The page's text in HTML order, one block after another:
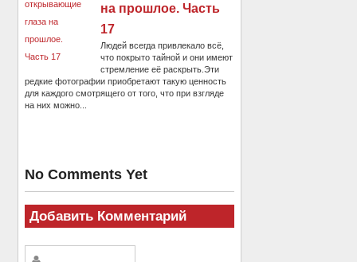
на прошлое. Часть
17
Людей всегда привлекало всё,
что покрыто тайной и они имеют
стремление её раскрыть.Эти
редкие фотографии приобретают такую ценность
для каждого смотрящего от того, что при взгляде
на них можно...
No Comments Yet
Добавить Комментарий